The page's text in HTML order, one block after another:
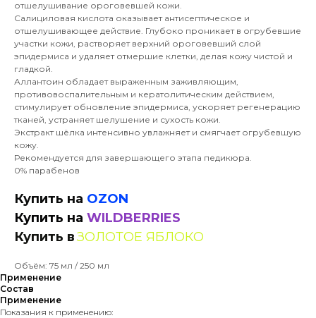
отшелушивание ороговевшей кожи.
Салициловая кислота оказывает антисептическое и
отшелушивающее действие. Глубоко проникает в огрубевшие
участки кожи, растворяет верхний ороговевший слой
эпидермиса и удаляет отмершие клетки, делая кожу чистой и
гладкой.
Аллантоин обладает выраженным заживляющим,
противовоспалительным и кератолитическим действием,
стимулирует обновление эпидермиса, ускоряет регенерацию
тканей, устраняет шелушение и сухость кожи.
Экстракт шёлка интенсивно увлажняет и смягчает огрубевшую
кожу.
Рекомендуется для завершающего этапа педикюра.
0% парабенов
Купить на OZON
Купить на WILDBERRIES
Купить вЗОЛОТОЕ ЯБЛОКО
Объём: 75 мл / 250 мл
Применение
Состав
Применение
Показания к применению: